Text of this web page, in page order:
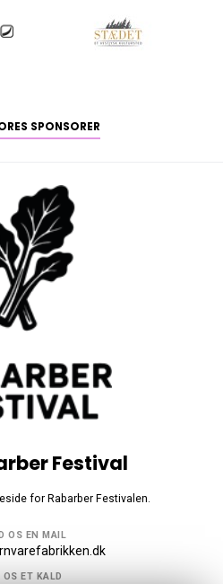
SPONSORER
Festival
for Rabarber Festivalen.
OS EN MAIL
OS ET KALD